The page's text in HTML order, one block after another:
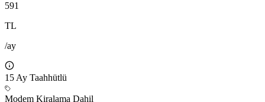
591
TL
/ay
15 Ay Taahhütlü
Modem Kiralama Dahil